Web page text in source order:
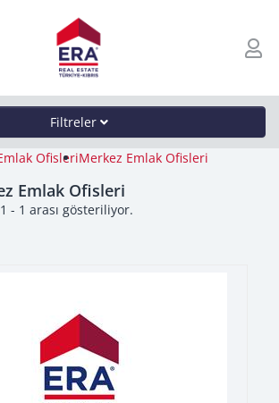
Filtreler
OfisleriMerkez Emlak Ofisleri
Emlak Ofisleri
- 1 arası gösteriliyor.